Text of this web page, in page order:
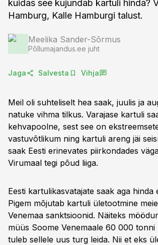
kuidas see kujundab kartuli hinda?
Hamburg, Kalle Hamburgi talust.
Meelika Sander-Sõrmus
Põllumajandus.ee juht
Jaga Salvesta Vihja
Meil oli suhteliselt hea saak, juulis ja
natuke vihma tilkus. Varajase kartuli
kehvapoolne, sest see on
vastuvõtlikum ning kartuli areng jäi
saak Eesti erinevates piirkondades
Virumaal tegi põud liiga.
Eesti kartulikasvatajate saak aga hinda
Pigem mõjutab kartuli ületootmine
Venemaa sanktsioonid. Näiteks
müüs Soome Venemaale 60 000
tuleb sellele uus turg leida. Nii et eks